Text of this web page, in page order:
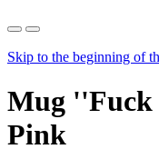
Skip to the beginning of
Mug ''Fuck
Pink